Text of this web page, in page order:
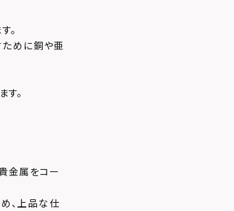
。
ために銅や亜
。
金属をコー
、上品な仕